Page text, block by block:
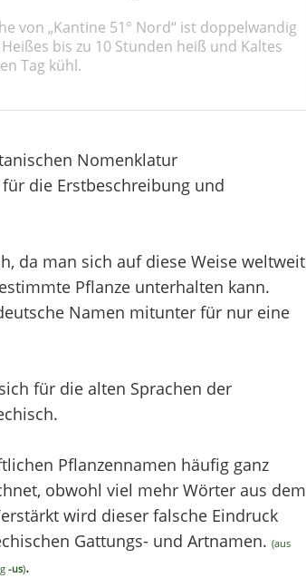
von „Kantine 51° Nord“ ist doppelwandig
bis zu 10 Stunden heiß und Kaltes
Tag kühl.
Nomenklatur
die Erstbeschreibung und
da man sich auf diese Weise weltweit
Pflanze unterhalten kann.
Namen mitunter für nur eine
für die alten Sprachen der
Pflanzennamen häufig ganz
obwohl viel mehr Wörter aus dem
wird dieser falsche Eindruck
Gattungs- und Artnamen. (aus
-us).